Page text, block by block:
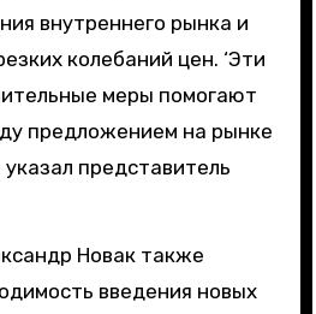
внутреннего рынка и
колебаний цен. ‘Эти
меры помогают
предложением на рынке
указал представитель
Новак также
введения новых